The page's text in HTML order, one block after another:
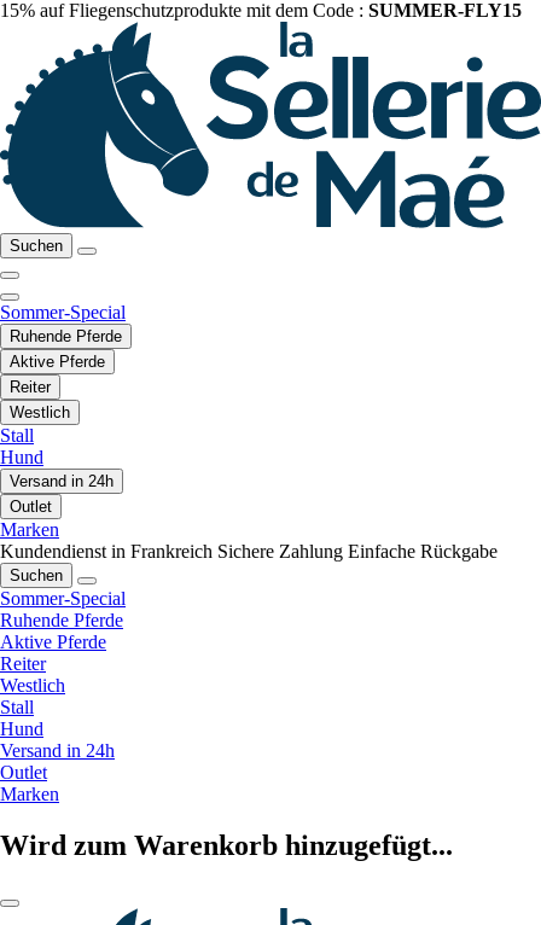
15% auf Fliegenschutzprodukte mit dem Code : SUMMER-FLY15
Suchen
Sommer-Special
Ruhende Pferde
Aktive Pferde
Reiter
Westlich
Stall
Hund
Versand in 24h
Outlet
Marken
Kundendienst in Frankreich Sichere Zahlung Einfache Rückgabe
Suchen
Sommer-Special
Ruhende Pferde
Aktive Pferde
Reiter
Westlich
Stall
Hund
Versand in 24h
Outlet
Marken
Wird zum Warenkorb hinzugefügt...